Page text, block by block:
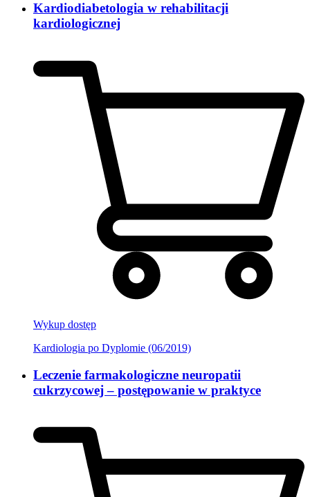
Kardiodiabetologia w rehabilitacji
kardiologicznej
Wykup dostęp
Kardiologia po Dyplomie (06/2019)
Leczenie farmakologiczne neuropatii
cukrzycowej – postępowanie w praktyce